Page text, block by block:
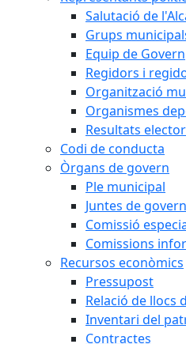
Salutació de
Grups
Equip de Govern
Regidors i
Organització
Organismes
Resultats
Codi de conducta
Òrgans de govern
Ple municipal
Juntes de govern
Comissió
Comissions
Recursos econòmics
Pressupost
Relació de llocs
Inventari del
Contractes